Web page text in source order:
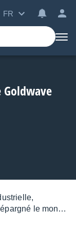
FR
le monde
au cœur de la